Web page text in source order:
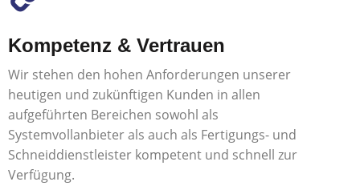
Kompetenz & Vertrauen
Wir stehen den hohen Anforderungen unserer
heutigen und zukünftigen Kunden in allen
aufgeführten Bereichen sowohl als
Systemvollanbieter als auch als Fertigungs- und
Schneiddienstleister kompetent und schnell zur
Verfügung.